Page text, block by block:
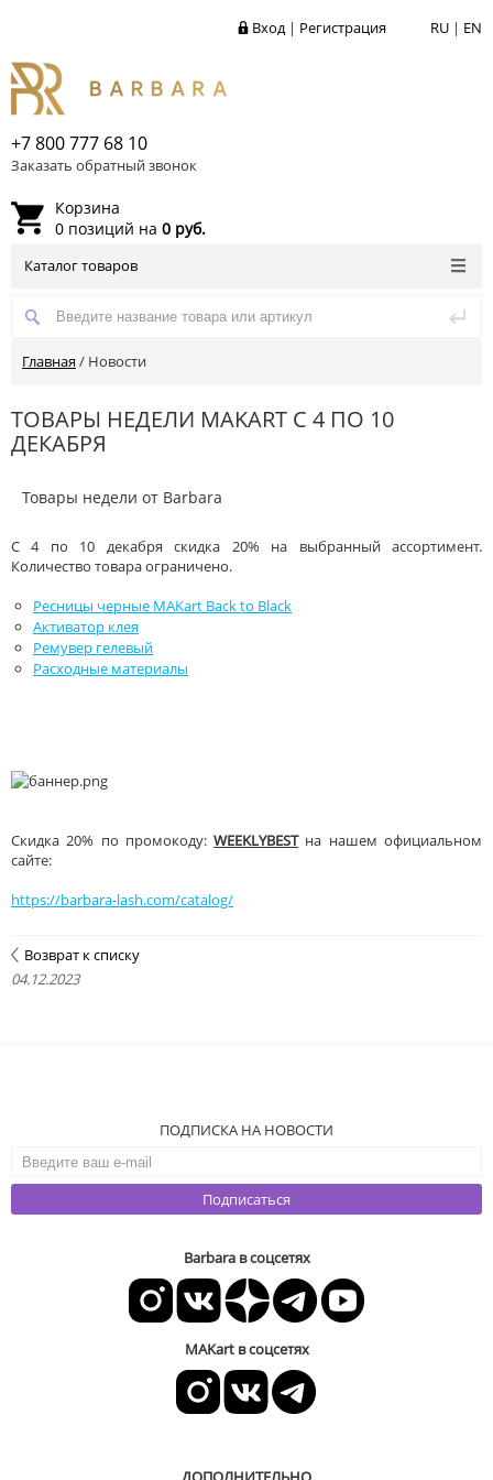
RU | EN
Вход| Регистрация
+7 800 777 68 10
Заказать обратный звонок
Корзина
0 позиций на 0 руб.
Каталог товаров
Главная / Новости
ТОВАРЫ НЕДЕЛИ MAKART С 4 ПО 10
ДЕКАБРЯ
Товары недели от Barbara
С 4 по 10 декабря скидка 20% на выбранный ассортимент.
Количество товара ограничено.
Ресницы черные MAKart Back to Black
Активатор клея
Ремувер гелевый
Расходные материалы
Скидка 20% по промокоду:WEEKLYBEST на нашем официальном
сайте:
https://barbara-lash.com/catalog/
Возврат к списку
04.12.2023
ПОДПИСКА НА НОВОСТИ
Подписаться
Barbara в соцсетях
MAKart в соцсетях